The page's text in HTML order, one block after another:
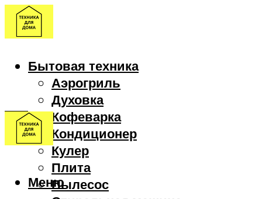
Бытовая техника
Аэрогриль
Духовка
Кофеварка
Кондиционер
Кулер
Плита
Пылесос
Меню